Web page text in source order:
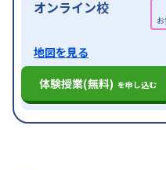
オンライン校
地図を見る
体験授業(無料) を申し込む